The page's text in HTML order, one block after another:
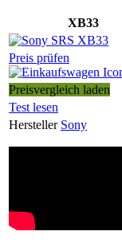
XB33
Preis prüfen
Preisvergleich laden
Test lesen
Hersteller Sony